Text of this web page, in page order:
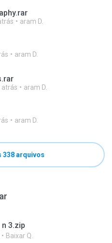
aram D.
aram D.
atrás aram D.
aram D.
338 arquivos
3.zip
Baixar Q.